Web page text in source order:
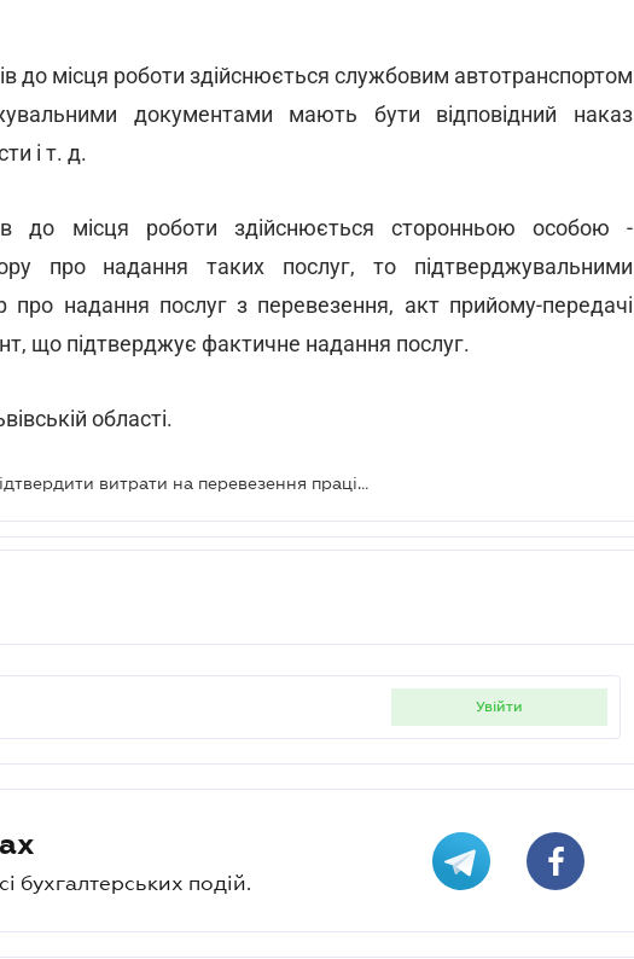
до місця роботи здійснюється службовим автотранспортом
документами мають бути відповідний наказ
і т. д.
до місця роботи здійснюється сторонньою особою -
про надання таких послуг, то підтверджувальними
надання послуг з перевезення, акт прийому-передачі
що підтверджує фактичне надання послуг.
області.
Якими документами підтвердити витрати на перевезення працівників до місця роботи
увійти
бухгалтерських подій.